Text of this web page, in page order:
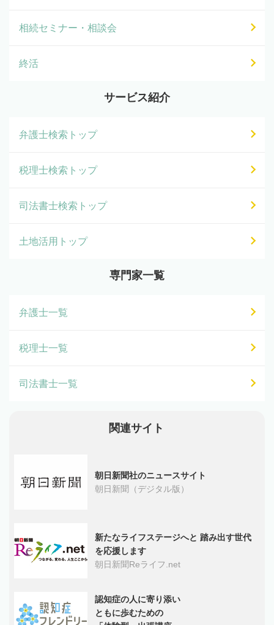
相続セミナー・相談会
終活
サービス紹介
弁護士検索トップ
税理士検索トップ
司法書士検索トップ
土地活用トップ
専門家一覧
弁護士一覧
税理士一覧
司法書士一覧
関連サイト
朝日新聞社のニュースサイト
朝日新聞（デジタル版）
新たなライフステージへと 踏み出す世代
を応援します
朝日新聞Reライフ.net
認知症の人に寄り添い
ともに歩むための